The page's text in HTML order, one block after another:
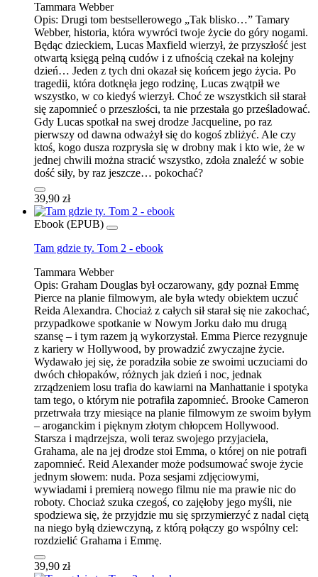
Tammara Webber
Opis: Drugi tom bestsellerowego „Tak blisko…” Tamary
Webber, historia, która wywróci twoje życie do góry nogami.
Będąc dzieckiem, Lucas Maxfield wierzył, że przyszłość jest
otwartą księgą pełną cudów i z ufnością czekał na kolejny
dzień… Jeden z tych dni okazał się końcem jego życia. Po
tragedii, która dotknęła jego rodzinę, Lucas zwątpił we
wszystko, w co kiedyś wierzył. Choć ze wszystkich sił starał
się zapomnieć o przeszłości, ta nie przestała go prześladować.
Gdy Lucas spotkał na swej drodze Jacqueline, po raz
pierwszy od dawna odważył się do kogoś zbliżyć. Ale czy
ktoś, kogo dusza rozprysła się w drobny mak i kto wie, że w
jednej chwili można stracić wszystko, zdoła znaleźć w sobie
dość siły, by raz jeszcze… pokochać?
39,90 zł
Ebook (EPUB)
Tam gdzie ty. Tom 2 - ebook
Tammara Webber
Opis: Graham Douglas był oczarowany, gdy poznał Emmę
Pierce na planie filmowym, ale była wtedy obiektem uczuć
Reida Alexandra. Chociaż z całych sił starał się nie zakochać,
przypadkowe spotkanie w Nowym Jorku dało mu drugą
szansę – i tym razem ją wykorzystał. Emma Pierce rezygnuje
z kariery w Hollywood, by prowadzić zwyczajne życie.
Wydawało jej się, że poradziła sobie ze swoimi uczuciami do
dwóch chłopaków, różnych jak dzień i noc, jednak
zrządzeniem losu trafia do kawiarni na Manhattanie i spotyka
tam tego, o którym nie potrafiła zapomnieć. Brooke Cameron
przetrwała trzy miesiące na planie filmowym ze swoim byłym
– aroganckim i pięknym złotym chłopcem Hollywood.
Starsza i mądrzejsza, woli teraz swojego przyjaciela,
Grahama, ale na jej drodze stoi Emma, o której on nie potrafi
zapomnieć. Reid Alexander może podsumować swoje życie
jednym słowem: nuda. Poza sesjami zdjęciowymi,
wywiadami i premierą nowego filmu nie ma prawie nic do
roboty. Chociaż szuka czegoś, co zajęłoby jego myśli, nie
spodziewa się, że przyjdzie mu się sprzymierzyć z nadal ciętą
na niego byłą dziewczyną, z którą połączy go wspólny cel:
rozdzielić Grahama i Emmę.
39,90 zł